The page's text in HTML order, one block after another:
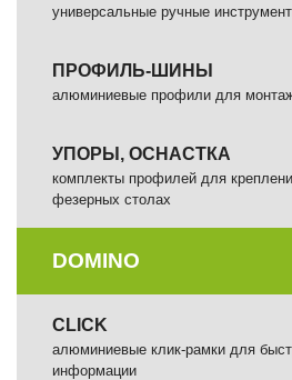
универсальные ручные
ПРОФИЛЬ-ШИНЫ
алюминиевые профили для
УПОРЫ, ОСНАСТКА
комплекты профилей для
фезерных столах
DOMINO
СLICK
алюминиевые клик-рамки для
информации